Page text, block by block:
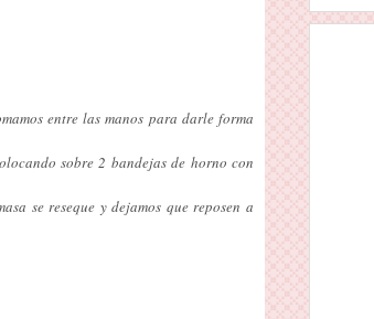
entre las manos para darle forma
sobre 2 bandejas de horno con
se reseque y dejamos que reposen a